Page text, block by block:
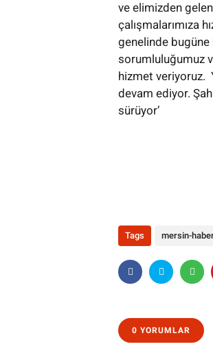
ve elimizden
çalışmalarımıza
genelinde
sorumluluğumuz
hizmet veriyoruz.
devam ediyor.
sürüyor’
Tags mersin-
0 YORUMLAR